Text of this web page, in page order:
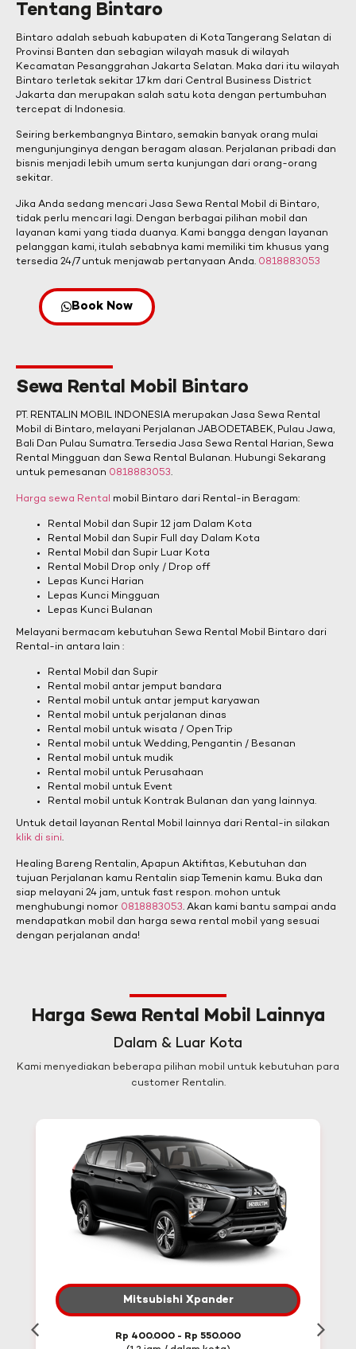
Tentang Bintaro
Bintaro adalah sebuah kabupaten di Kota Tangerang Selatan di
Provinsi Banten dan sebagian wilayah masuk di wilayah
Kecamatan Pesanggrahan Jakarta Selatan. Maka dari itu wilayah
Bintaro terletak sekitar 17 km dari Central Business District
Jakarta dan merupakan salah satu kota dengan pertumbuhan
tercepat di Indonesia.
Seiring berkembangnya Bintaro, semakin banyak orang mulai
mengunjunginya dengan beragam alasan. Perjalanan pribadi dan
bisnis menjadi lebih umum serta kunjungan dari orang-orang
sekitar.
Jika Anda sedang mencari Jasa Sewa Rental Mobil di Bintaro,
tidak perlu mencari lagi. Dengan berbagai pilihan mobil dan
layanan kami yang tiada duanya. Kami bangga dengan layanan
pelanggan kami, itulah sebabnya kami memiliki tim khusus yang
tersedia 24/7 untuk menjawab pertanyaan Anda. 0818883053
Book Now
Sewa Rental Mobil Bintaro
PT. RENTALIN MOBIL INDONESIA merupakan Jasa Sewa Rental
Mobil di Bintaro, melayani Perjalanan JABODETABEK, Pulau Jawa,
Bali Dan Pulau Sumatra. Tersedia Jasa Sewa Rental Harian, Sewa
Rental Mingguan dan Sewa Rental Bulanan. Hubungi Sekarang
untuk pemesanan 0818883053.
Harga sewa Rental mobil Bintaro dari Rental-in Beragam:
Rental Mobil dan Supir 12 jam Dalam Kota
Rental Mobil dan Supir Full day Dalam Kota
Rental Mobil dan Supir Luar Kota
Rental Mobil Drop only / Drop off
Lepas Kunci Harian
Lepas Kunci Mingguan
Lepas Kunci Bulanan
Melayani bermacam kebutuhan Sewa Rental Mobil Bintaro dari
Rental-in antara lain :
Rental Mobil dan Supir
Rental mobil antar jemput bandara
Rental mobil untuk antar jemput karyawan
Rental mobil untuk perjalanan dinas
Rental mobil untuk wisata / Open Trip
Rental mobil untuk Wedding, Pengantin / Besanan
Rental mobil untuk mudik
Rental mobil untuk Perusahaan
Rental mobil untuk Event
Rental mobil untuk Kontrak Bulanan dan yang lainnya.
Untuk detail layanan Rental Mobil lainnya dari Rental-in silakan
klik di sini.
Healing Bareng Rentalin, Apapun Aktifitas, Kebutuhan dan
tujuan Perjalanan kamu Rentalin siap Temenin kamu. Buka dan
siap melayani 24 jam, untuk fast respon. mohon untuk
menghubungi nomor 0818883053. Akan kami bantu sampai anda
mendapatkan mobil dan harga sewa rental mobil yang sesuai
dengan perjalanan anda!
Harga Sewa Rental Mobil Lainnya
Dalam & Luar Kota
Kami menyediakan beberapa pilihan mobil untuk kebutuhan para
customer Rentalin.
Mitsubishi Xpander
Rp 400.000 - Rp 550.000